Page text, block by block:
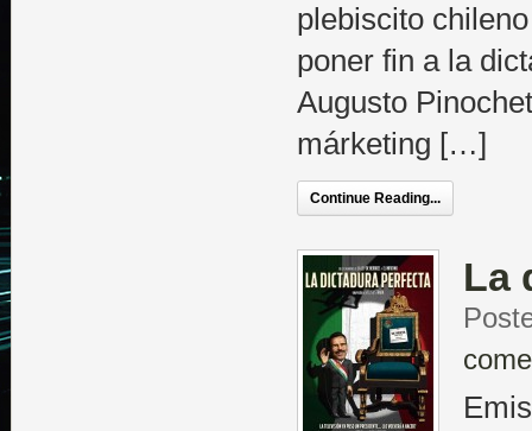
plebiscito
poner fin a la
Augusto
márketing […]
Continue Reading...
La